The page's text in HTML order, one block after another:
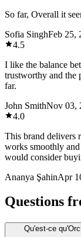
So far, Overall it
Sofia SinghFeb 25,
4.5
I like the balance
trustworthy and the
far.
John SmithNov 03,
4.0
This brand delivers
works smoothly
would consider
Ananya ŞahinApr
Questions
Qu'est-ce